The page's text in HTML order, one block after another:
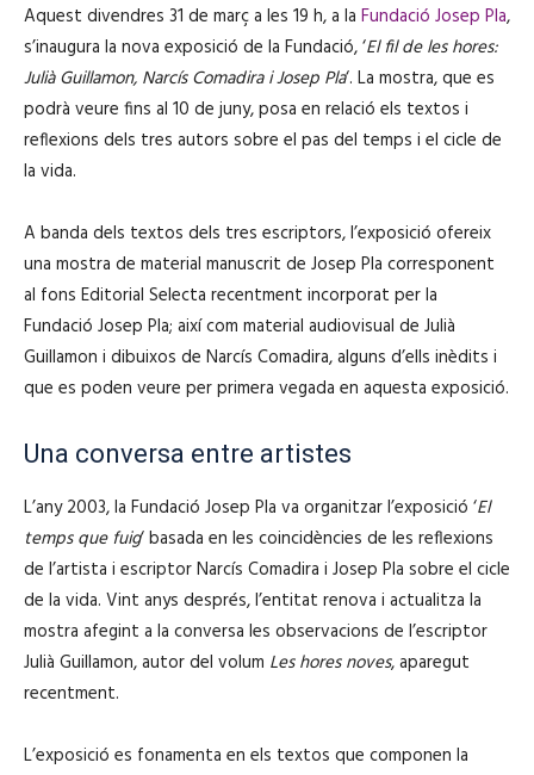
Aquest divendres 31 de març a les 19 h, a la Fundació Josep Pla,
s’inaugura la nova exposició de la Fundació, ‘El fil de les hores:
Julià Guillamon, Narcís Comadira i Josep Pla‘. La mostra, que es
podrà veure fins al 10 de juny, posa en relació els textos i
reflexions dels tres autors sobre el pas del temps i el cicle de
la vida.
A banda dels textos dels tres escriptors, l’exposició ofereix
una mostra de material manuscrit de Josep Pla corresponent
al fons Editorial Selecta recentment incorporat per la
Fundació Josep Pla; així com material audiovisual de Julià
Guillamon i dibuixos de Narcís Comadira, alguns d’ells inèdits i
que es poden veure per primera vegada en aquesta exposició.
Una conversa entre artistes
L’any 2003, la Fundació Josep Pla va organitzar l’exposició ‘El
temps que fuig‘ basada en les coincidències de les reflexions
de l’artista i escriptor Narcís Comadira i Josep Pla sobre el cicle
de la vida. Vint anys després, l’entitat renova i actualitza la
mostra afegint a la conversa les observacions de l’escriptor
Julià Guillamon, autor del volum Les hores noves, aparegut
recentment.
L’exposició es fonamenta en els textos que componen la